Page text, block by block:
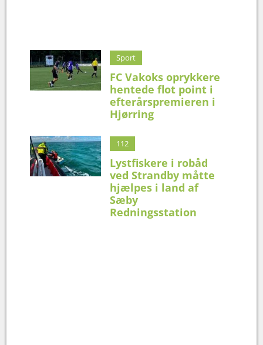
Sport
FC Vakoks oprykkere
hentede flot point i
efterårspremieren i
Hjørring
112
Lystfiskere i robåd
ved Strandby måtte
hjælpes i land af
Sæby
Redningsstation